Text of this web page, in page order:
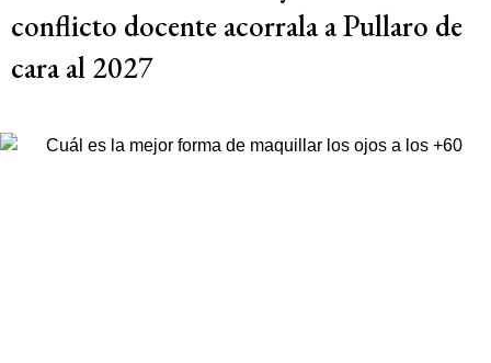
conflicto docente acorrala a Pullaro de
cara al 2027